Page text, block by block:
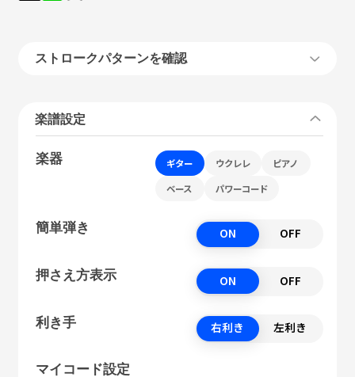
ストロークパターンを確認
楽譜設定
楽器 ギター ウクレレ ピアノ
ベース パワーコード
簡単弾き ON OFF
押さえ方表示 ON OFF
利き手 右利き 左利き
マイコード設定